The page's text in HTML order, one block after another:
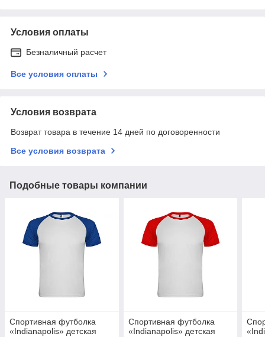
Условия оплаты
Безналичный расчет
Все условия оплаты
Условия возврата
Возврат товара в течение 14 дней по договоренности
Все условия возврата
Подобные товары компании
Спортивная футболка
«Indianapolis» детская
Спортивная футболка
«Indianapolis» детская